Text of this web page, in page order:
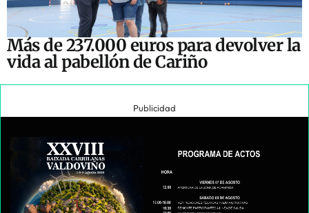
Más de 237.000 euros para devolver la
vida al pabellón de Cariño
Publicidad